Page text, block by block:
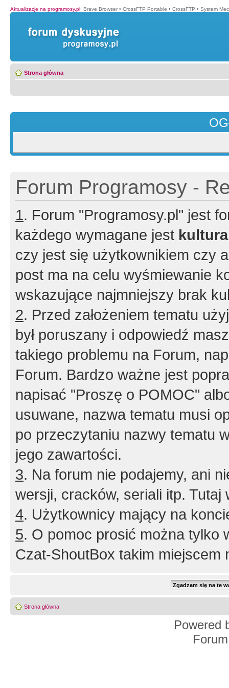
Aktualizacje na programosy.pl: Brave Browser • CrossFTP Portable • CrossFTP • System
Strona główna
Forum Programosy -
1. Forum "Programosy.pl" jest
każdego wymagane jest
czy jest się użytkownikiem czy
post ma na celu wyśmiewanie
wskazujące najmniejszy brak
2. Przed założeniem tematu
był poruszany i odpowiedź
takiego problemu na Forum,
Forum. Bardzo ważne jest
napisać "Proszę o POMOC"
usuwane, nazwa tematu musi
po przeczytaniu nazwy tematu
jego zawartości.
3. Na forum nie podajemy, ani
wersji, cracków, seriali itp. Tutaj
4. Użytkownicy mający na
5. O pomoc prosić można tylko
Czat-ShoutBox takim miejscem
Strona główna
Powered